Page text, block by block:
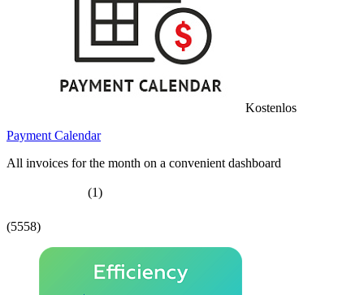
Kostenlos
Payment Calendar
All invoices for the month on a convenient dashboard
(1)
(5558)